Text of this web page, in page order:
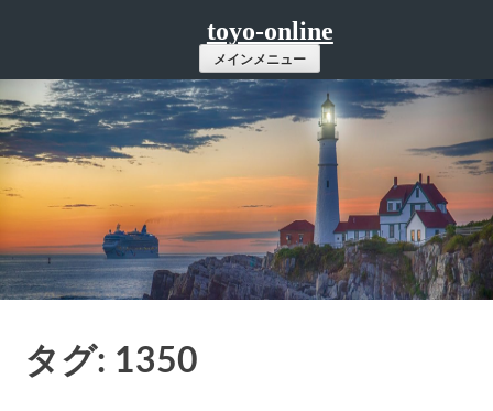
ツ
へ
ス
キ
ッ
プ
toyo-online
メインメニュー
タグ: 1350